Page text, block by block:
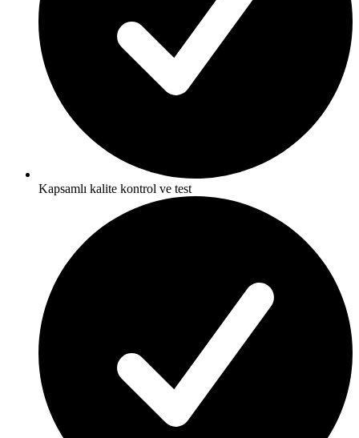
Kapsamlı kalite kontrol ve test